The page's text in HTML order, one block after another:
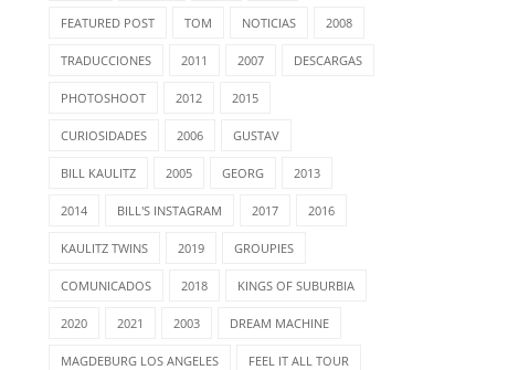
FEATURED POST TOM NOTICIAS 2008
TRADUCCIONES 2011 2007 DESCARGAS
PHOTOSHOOT 2012 2015
CURIOSIDADES 2006 GUSTAV
BILL KAULITZ 2005 GEORG 2013
2014 BILL'S INSTAGRAM 2017 2016
KAULITZ TWINS 2019 GROUPIES
COMUNICADOS 2018 KINGS OF SUBURBIA
2020 2021 2003 DREAM MACHINE
MAGDEBURG LOS ANGELES FEEL IT ALL TOUR